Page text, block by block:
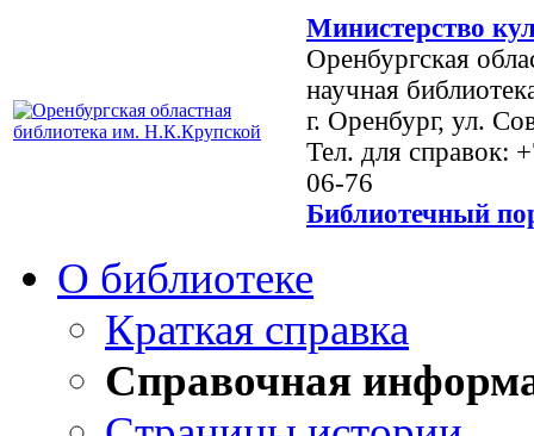
Министерство
Оренбургская
научная
г. Оренбург, ул.
Тел. для справок:
06-76
Библиотечный
О библиотеке
Краткая справка
Справочная